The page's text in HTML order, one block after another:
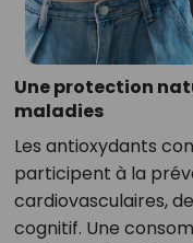
Une protection
maladies
Les antioxydants
participent à la
cardiovasculaires,
cognitif. Une